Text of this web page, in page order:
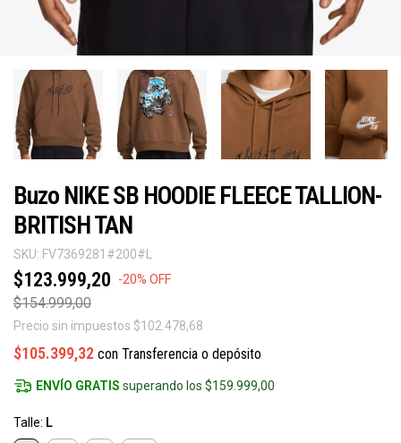
Buzo NIKE SB HOODIE FLEECE TALLION-
BRITISH TAN
SKU: FV7369281#200#L
$123.999,20 -20% OFF
$154.999,00
Precio sin impuestos $102.478,68
$105.399,32 con Transferencia o depósito
ENVÍO GRATIS superando los$159.999,00
Talle: L